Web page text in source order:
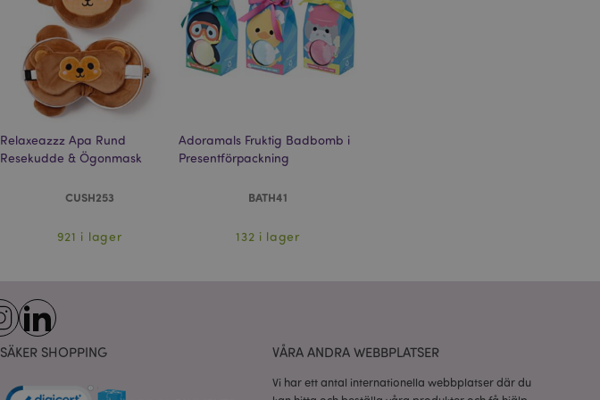
Relaxeazzz Apa Rund
Resekudde & Ögonmask
CUSH253
921 i lager
Adoramals Fruktig Badbomb i
Presentförpackning
BATH41
132 i lager
SÄKER SHOPPING VÅRA ANDRA WEBBPLATSER
Vi har ett antal internationella webbplatser där du
enkel navigering.
Magento, används för att logga information om
sökning
1 dag
Lagrar produkt-ID: n för tidigare jämförda
produkter för enkel navigering.
Lagrar kundspecifik information relaterad till
kassainformation etc.
1 dag
Lagrar konfiguration för produktdata relaterade till
Denna cookie används för att underlätta cachning
snabbare.
cache, t.ex. Varnish.
1 dag
Lagrar produkt-ID för nyligen visade produkter för
applikationen rensar administratören upp lokal